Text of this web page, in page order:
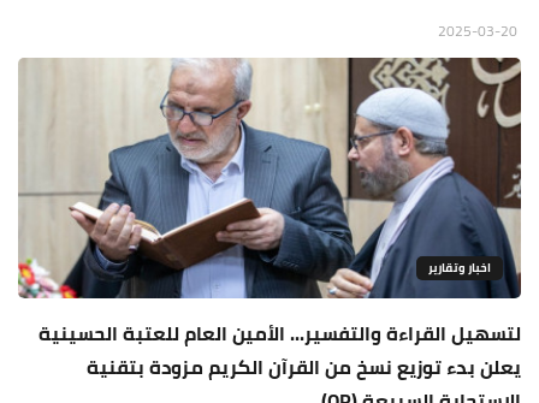
اخبار وتقارير
لتسهيل القراءة والتفسير... الأمين العام للعتبة الحسينية
يعلن بدء توزيع نسخ من القرآن الكريم مزودة بتقنية